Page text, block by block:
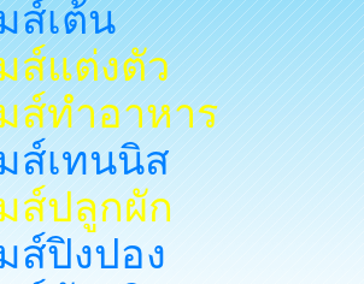
ส์เต้น
ส์แต่งตัว
ส์ทำอาหาร
ส์เทนนิส
ส์ปลูกผัก
ส์ปิงปอง